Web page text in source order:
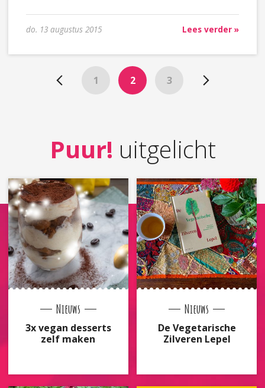
do. 13 augustus 2015 Lees verder »
1 2 3
Puur! uitgelicht
Nieuws
3x vegan desserts
zelf maken
Nieuws
De Vegetarische
Zilveren Lepel